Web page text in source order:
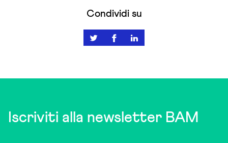
Condividi su
Iscriviti alla newsletter BAM